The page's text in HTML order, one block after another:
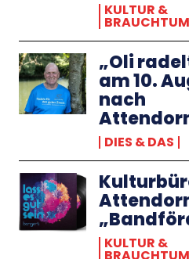
KULTUR &
BRAUCHTUM
„Oli
am 10.
nach
DIES & DAS
KULTUR &